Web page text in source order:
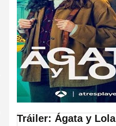
Tráiler: Ágata y Lola